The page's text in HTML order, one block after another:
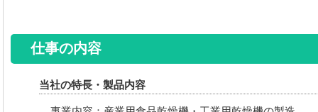
仕事の内容
当社の特長・製品内容